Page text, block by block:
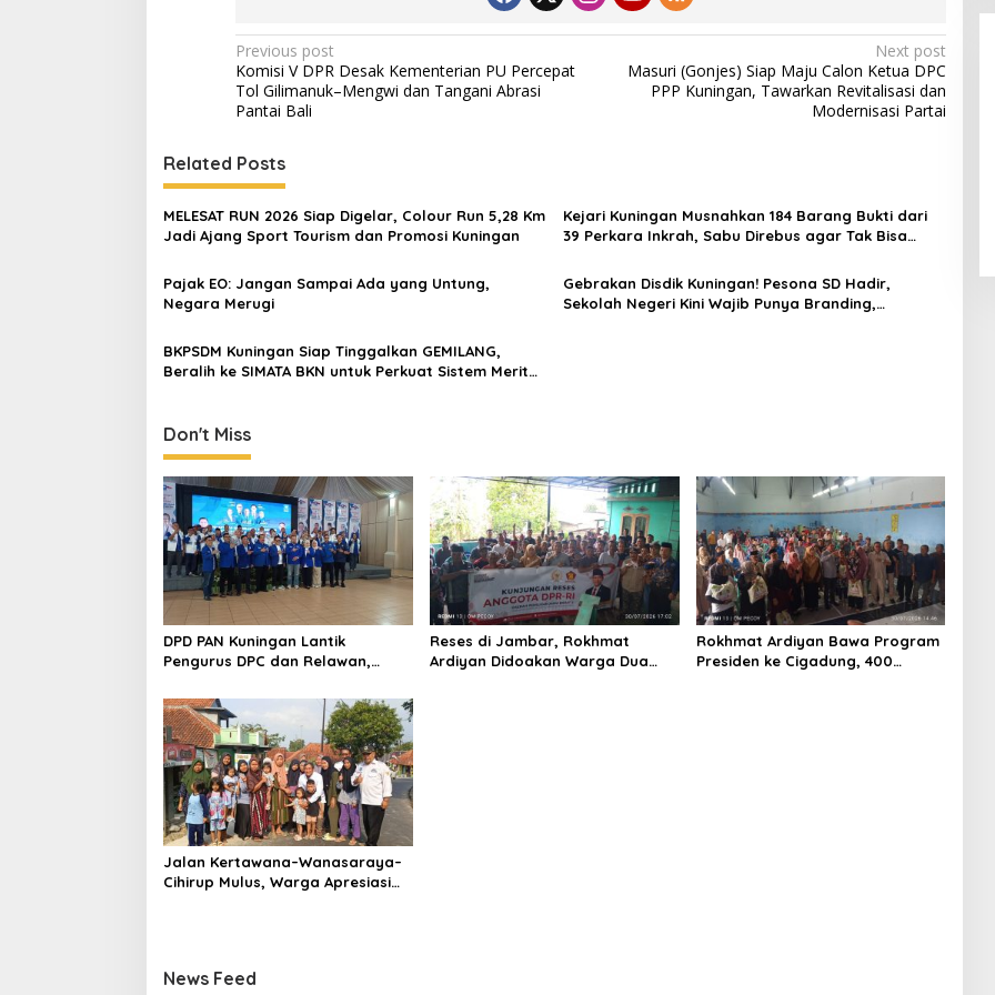
Post
navigation
Previous post
Komisi V DPR Desak Kementerian PU Percepat
Tol Gilimanuk–Mengwi dan Tangani Abrasi
Pantai Bali
Next post
Masuri (Gonjes) Siap Maju Calon Ketua DPC
PPP Kuningan, Tawarkan Revitalisasi dan
Modernisasi Partai
Related Posts
MELESAT RUN 2026 Siap Digelar, Colour Run 5,28 Km
Jadi Ajang Sport Tourism dan Promosi Kuningan
Kejari Kuningan Musnahkan 184 Barang Bukti dari
39 Perkara Inkrah, Sabu Direbus agar Tak Bisa
Pajak EO: Jangan Sampai Ada yang Untung,
Negara Merugi
Gebrakan Disdik Kuningan! Pesona SD Hadir,
Sekolah Negeri Kini Wajib Punya Branding,
BKPSDM Kuningan Siap Tinggalkan GEMILANG,
Beralih ke SIMATA BKN untuk Perkuat Sistem Merit
Don't Miss
DPD PAN Kuningan Lantik
Pengurus DPC dan Relawan,
Satu Kursi
Reses di Jambar, Rokhmat
Ardiyan Didoakan Warga Dua
Rokhmat Ardiyan Bawa Program
Presiden ke Cigadung, 400
Jalan Kertawana–Wanasaraya–
Cihirup Mulus, Warga Apresiasi
News Feed
Sukaesih Berbuah Manis